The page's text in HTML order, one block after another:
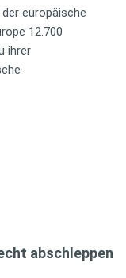
europäische
12.700
ihrer
abschleppen